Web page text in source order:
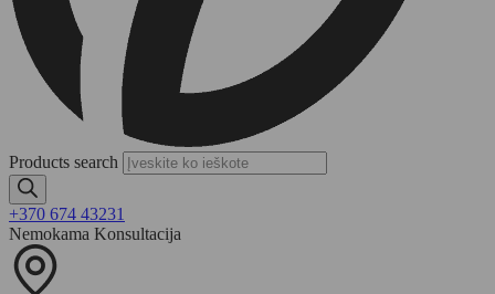
Products search
+370 674 43231
Nemokama Konsultacija